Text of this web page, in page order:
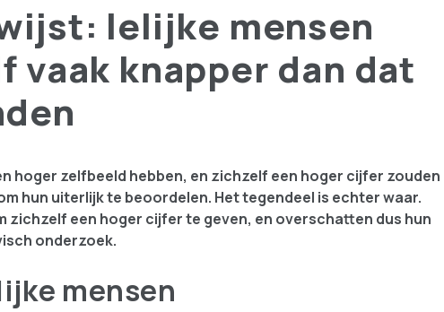
lelijke mensen
vaak knapper dan dat
hoger zelfbeeld hebben, en zichzelf een hoger cijfer zouden
hun uiterlijk te beoordelen. Het tegendeel is echter waar.
zichzelf een hoger cijfer te geven, en overschatten dus hun
onderzoek.
mensen